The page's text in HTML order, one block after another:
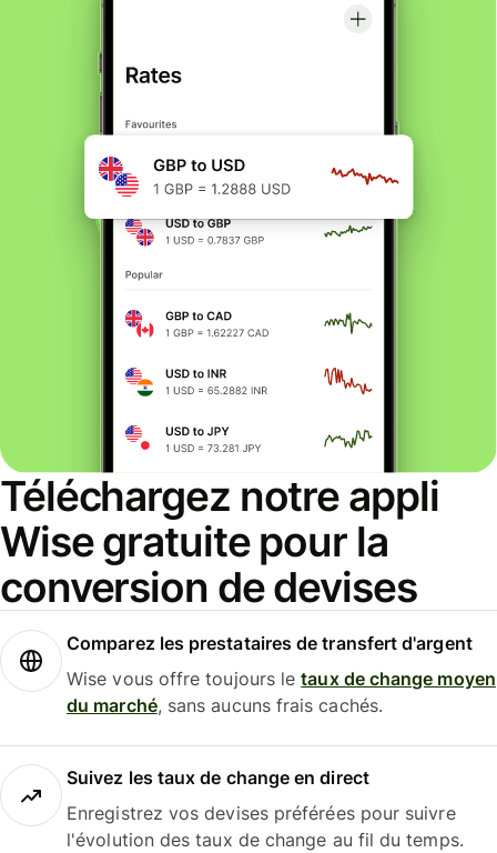
Téléchargez notre appli
Wise gratuite pour la
conversion de devises
Comparez les prestataires de transfert d'argent
Wise vous offre toujours letaux de change moyen
du marché, sans aucuns frais cachés.
Suivez les taux de change en direct
Enregistrez vos devises préférées pour suivre
l'évolution des taux de change au fil du temps.